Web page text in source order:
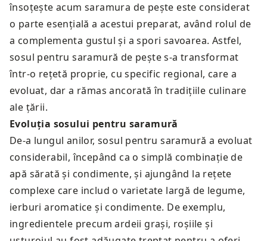
însoțește acum saramura de pește este considerat
o parte esențială a acestui preparat, având rolul de
a complementa gustul și a spori savoarea. Astfel,
sosul pentru saramură de pește s-a transformat
într-o rețetă proprie, cu specific regional, care a
evoluat, dar a rămas ancorată în tradițiile culinare
ale țării.
Evoluția sosului pentru saramură
De-a lungul anilor, sosul pentru saramură a evoluat
considerabil, începând ca o simplă combinație de
apă sărată și condimente, și ajungând la rețete
complexe care includ o varietate largă de legume,
ierburi aromatice și condimente. De exemplu,
ingredientele precum ardeii grași, roșiile și